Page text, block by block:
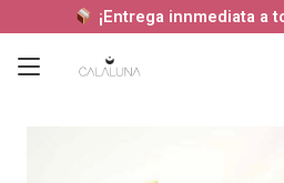
¡Entrega innmediata a